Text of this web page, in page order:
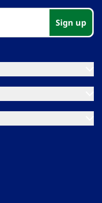
Sign up​​​​‌ ‍ ​‍​‍‌‍ ‌ ​‍‌‍‍‌‌‍‌ ‌‍‍‌‌‍ ‍​‍​‍​ ‍‍​‍​‍‌ ​ ‌‍​‌‌‍ ‍‌‍‍‌‌ ‌​‌ ‍‌​‍ ‍‌‍‍‌‌‍ ​‍​‍​‍ ​​‍​‍‌‍‍​‌ ​‍‌‍‌‌‌‍‌‍​‍​‍​ ‍‍​‍​‍‌‍‍​‌ ‌​‌ ‌​‌ ​​‌ ​ ​ ‍‍​‍ ​‍ ‌‍​ ‌‍ ‌‌ ​ ​‍ ‍‌‍ ‌‌‍​‌‌‍‍‌‌‍ ‍​‍ ‍​ ​‍​ ​​​ ​‍​ ‌​‌ ​‍‌‍‌‌‌‍‌​‌‍‌‌‌ ​ ‌‍‍‌‌‍‌ ‌‍ ‍​‍ ‍‌ ​‍‌‍‍‌‌ ‌‍‌‍‌‌‌ ​‍‌‍‍ ‌‍‌‌‌‍‌‌‌ ​​‌‍‌‌‌ ​‍​‍ ‍‌‍ ‌ ​‍‌‍‌ ​‍ ‌‍‍‌‌‍ ‍‌ ‌​‌‍‌‌‌‍ ‍‌ ‌​​‍ ‌‍‌‌‌‍‌​‌‍‍‌‌ ‌​​‍ ‌‍ ‌‌‍ ‌‍‌​‌‍‌‌​ ‌‌ ​​‌ ​‍‌‍‌‌‌ ​ ‌‍‌‌‌‍ ‍‌ ‌​‌‍​‌‌ ‌​‌‍‍‌‌‍ ‌‍ ‍​ ‍ ‌‍‍‌‌‍‌​​ ‌‌‍‌‍‌‍ ‌‍ ‌ ‌​‌‍‌‌‌ ​‍​ ‍ ‌ ‌​‌ ‍‌‌ ​​‌‍‌‌​ ‌‌‍‌‍‌‍ ‌‍ ‌ ‌​‌‍‌‌‌ ​‍​ ‍ ‌ ​​‌‍​‌‌ ‌​‌‍‍​​ ‌‌‍ ‍‌‍‌‌‌ ‌ ‌ ​ ‌‍ ​‌‍‌‌‌ ‌​‌ ‌​‌‍‌‌‌ ​‍​‍ ‍‌‍​‍‌ ‌‌‌ ‌​‌ ‌​‌‍ ‌‍ ‍‌​ ​‌‍​‌‌‍​‍‌‍‌‌‌‍ ​​ ‌‍​‍‌‍​‌‌ ​ ‌‍‌‌‌‌‌‌‌ ​‍‌‍ ​​ ‌‌‍‍​‌ ‌​‌ ‌​‌ ​​‌ ​ ​‍‌‌​ ​ ‌​​‌​‍‌‌​ ​‍‌​‌‍​‍‌‌​ ​‍‌​‌‍‌‍​ ‌‍ ‌‌ ​ ​‍ ‍‌‍ ‌‌‍​‌‌‍‍‌‌‍ ‍​‍ ‍​ ​‍​ ​​​ ​‍​ ‌​‌ ​‍‌‍‌‌‌‍‌​‌‍‌‌‌ ​ ‌‍‍‌‌‍‌ ‌‍ ‍​‍ ‍‌ ​‍‌‍‍‌‌ ‌‍‌‍‌‌‌ ​‍‌‍‍ ‌‍‌‌‌‍‌‌‌ ​​‌‍‌‌‌ ​‍​‍ ‍‌‍ ‌ ​‍‌‍‌ ​‍‌‍‌‍‍‌‌‍‌​​ ‌‌‍‌‍‌‍ ‌‍ ‌ ‌​‌‍‌‌‌ ​‍​‍‌‍‌ ‌​‌ ‍‌‌ ​​‌‍‌‌​ ‌‌‍‌‍‌‍ ‌‍ ‌ ‌​‌‍‌‌‌ ​‍​‍‌‍‌ ​​‌‍​‌‌ ‌​‌‍‍​​ ‌‌‍ ‍‌‍‌‌‌ ‌ ‌ ​ ‌‍ ​‌‍‌‌‌ ‌​‌ ‌​‌‍‌‌‌ ​‍​‍ ‍‌‍​‍‌ ‌‌‌ ‌​‌ ‌​‌‍ ‌‍ ‍‌​ ​‌‍​‌‌‍​‍‌‍‌‌‌‍ ​​‍‌‍‌ ​​‌‍‌‌‌ ​‍‌ ​ ‌ ​​‌‍‌‌‌‍​ ‌ ‌​‌‍‍‌‌ ‌‍‌‍‌‌​ ‌‌ ​​‌ ‌‌‌‍​‍‌‍ ​‌‍‍‌‌ ​ ‌‍‍​‌‍‌‌‌‍‌​​‍​‍‌ ‌